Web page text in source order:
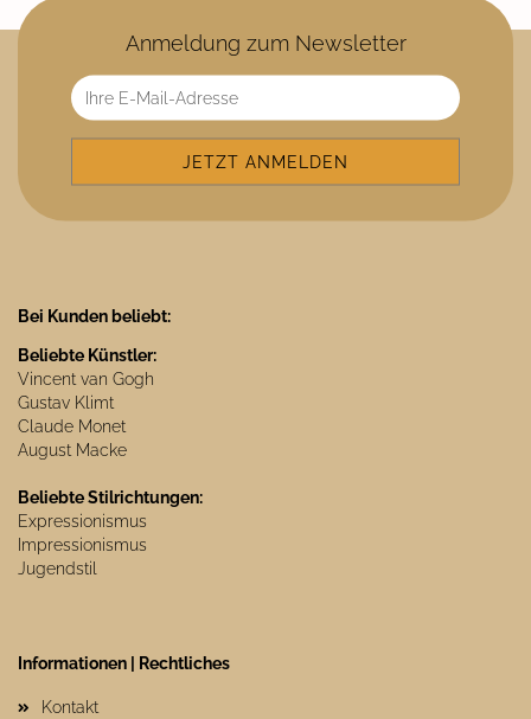
Anmeldung zum Newsletter
Bei Kunden beliebt:
Beliebte Künstler:
Vincent van Gogh
Gustav Klimt
Claude Monet
August Macke
Beliebte Stilrichtungen:
Expressionismus
Impressionismus
Jugendstil
Informationen | Rechtliches
Kontakt